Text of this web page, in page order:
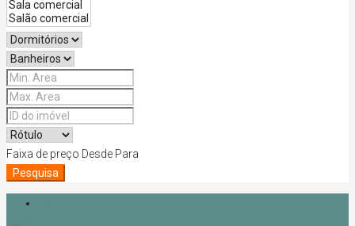
Faixa de preço Desde Para
Pesquisa